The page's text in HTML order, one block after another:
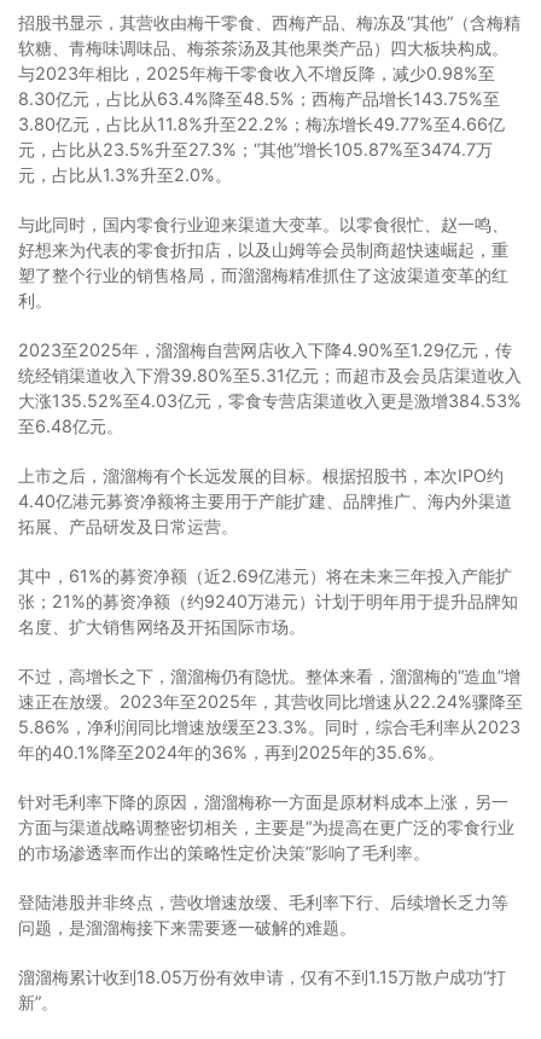
招股书显示，其营收由梅干零食、西梅产品、梅冻及“其他”（含梅精
软糖、青梅味调味品、梅茶茶汤及其他果类产品）四大板块构成。
与2023年相比，2025年梅干零食收入不增反降，减少0.98%至
8.30亿元，占比从63.4%降至48.5%；西梅产品增长143.75%至
3.80亿元，占比从11.8%升至22.2%；梅冻增长49.77%至4.66亿
元，占比从23.5%升至27.3%；“其他”增长105.87%至3474.7万
元，占比从1.3%升至2.0%。
与此同时，国内零食行业迎来渠道大变革。以零食很忙、赵一鸣、
好想来为代表的零食折扣店，以及山姆等会员制商超快速崛起，重
塑了整个行业的销售格局，而溜溜梅精准抓住了这波渠道变革的红
利。
2023至2025年，溜溜梅自营网店收入下降4.90%至1.29亿元，传
统经销渠道收入下滑39.80%至5.31亿元；而超市及会员店渠道收入
大涨135.52%至4.03亿元，零食专营店渠道收入更是激增384.53%
至6.48亿元。
上市之后，溜溜梅有个长远发展的目标。根据招股书，本次IPO约
4.40亿港元募资净额将主要用于产能扩建、品牌推广、海内外渠道
拓展、产品研发及日常运营。
其中，61%的募资净额（近2.69亿港元）将在未来三年投入产能扩
张；21%的募资净额（约9240万港元）计划于明年用于提升品牌知
名度、扩大销售网络及开拓国际市场。
不过，高增长之下，溜溜梅仍有隐忧。整体来看，溜溜梅的“造血”增
速正在放缓。2023年至2025年，其营收同比增速从22.24%骤降至
5.86%，净利润同比增速放缓至23.3%。同时，综合毛利率从2023
年的40.1%降至2024年的36%，再到2025年的35.6%。
针对毛利率下降的原因，溜溜梅称一方面是原材料成本上涨，另一
方面与渠道战略调整密切相关，主要是“为提高在更广泛的零食行业
的市场渗透率而作出的策略性定价决策”影响了毛利率。
登陆港股并非终点，营收增速放缓、毛利率下行、后续增长乏力等
问题，是溜溜梅接下来需要逐一破解的难题。
溜溜梅累计收到18.05万份有效申请，仅有不到1.15万散户成功“打
新”。